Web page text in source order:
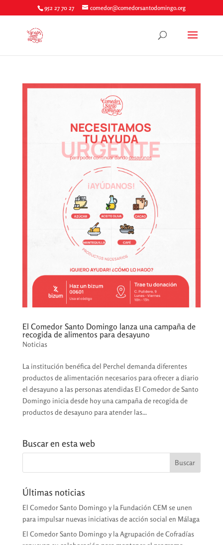
952 27 70 27 comedor@comedorsantodomingo.org
El Comedor Santo Domingo lanza una campaña de
recogida de alimentos para desayuno
Noticias
La institución benéfica del Perchel demanda diferentes
productos de alimentación necesarios para ofrecer a diario
el desayuno a las personas atendidas El Comedor de Santo
Domingo inicia desde hoy una campaña de recogida de
productos de desayuno para atender las...
Buscar en esta web
Últimas noticias
El Comedor Santo Domingo y la Fundación CEM se unen
para impulsar nuevas iniciativas de acción social en Málaga
El Comedor Santo Domingo y la Agrupación de Cofradías